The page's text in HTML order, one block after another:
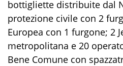
bottigliette distribuite dal
protezione civile con 2
Europea con 1 furgone; 2
metropolitana e 20
Bene Comune con